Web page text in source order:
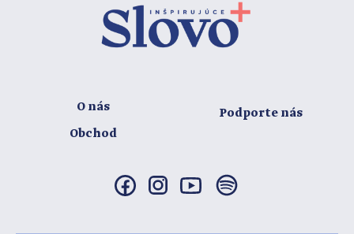
O nás
Obchod
Podporte nás